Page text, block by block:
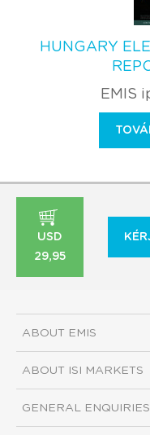
HUNGARY
EMIS
USD
29,95
ABOUT EMIS
ABOUT ISI MARKETS
GENERAL ENQUIRIES